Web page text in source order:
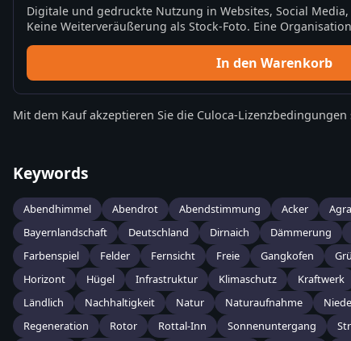
Digitale und gedruckte Nutzung in Websites, Social
Keine Weiterveräußerung als Stock-Foto. Eine
In den Warenkorb
Mit dem Kauf akzeptieren Sie die Culoca-Lizenzbedingungen
Keywords
Abendhimmel Abendrot Abendstimmung Acker
Bayernlandschaft
Deutschland Dirnaich Dämmerung
Farbenspiel
Felder Fernsicht Freie Gangkofen
Horizont
Hügel Infrastruktur Klimaschutz Kraftwerk
Ländlich
Nachhaltigkeit Natur Naturaufnahme
Regeneration
Rotor Rottal-Inn Sonnenuntergang